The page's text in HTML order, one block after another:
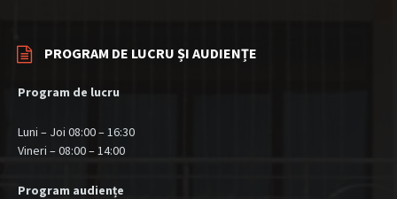
PROGRAM DE LUCRU ȘI AUDIENȚE
Program de lucru
Luni – Joi 08:00 – 16:30
Vineri – 08:00 – 14:00
Program audiențe